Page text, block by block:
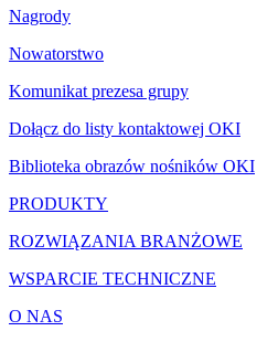
Nagrody
Nowatorstwo
Komunikat prezesa grupy
Dołącz do listy kontaktowej OKI
Biblioteka obrazów nośników OKI
PRODUKTY
ROZWIĄZANIA BRANŻOWE
WSPARCIE TECHNICZNE
O NAS